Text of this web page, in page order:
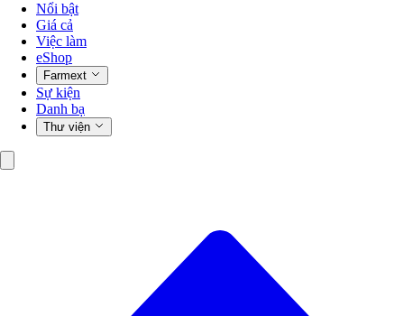
Nổi bật
Giá cả
Việc làm
eShop
Farmext
Sự kiện
Danh bạ
Thư viện